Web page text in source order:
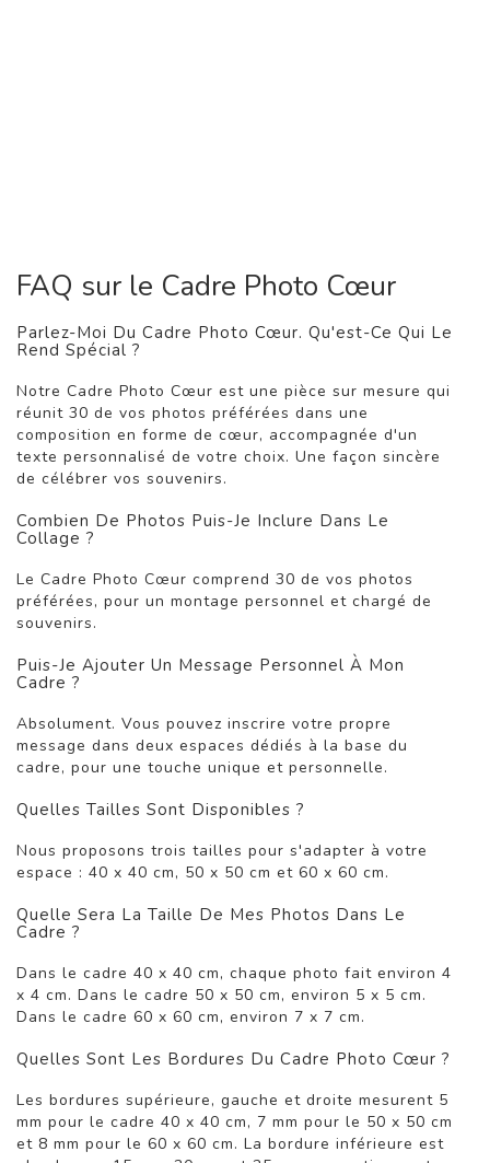
FAQ sur le Cadre Photo Cœur
Parlez-Moi Du Cadre Photo Cœur. Qu'est-Ce Qui Le
Rend Spécial ?
Notre Cadre Photo Cœur est une pièce sur mesure qui
réunit 30 de vos photos préférées dans une
composition en forme de cœur, accompagnée d'un
texte personnalisé de votre choix. Une façon sincère
de célébrer vos souvenirs.
Combien De Photos Puis-Je Inclure Dans Le
Collage ?
Le Cadre Photo Cœur comprend 30 de vos photos
préférées, pour un montage personnel et chargé de
souvenirs.
Puis-Je Ajouter Un Message Personnel À Mon
Cadre ?
Absolument. Vous pouvez inscrire votre propre
message dans deux espaces dédiés à la base du
cadre, pour une touche unique et personnelle.
Quelles Tailles Sont Disponibles ?
Nous proposons trois tailles pour s'adapter à votre
espace : 40 x 40 cm, 50 x 50 cm et 60 x 60 cm.
Quelle Sera La Taille De Mes Photos Dans Le
Cadre ?
Dans le cadre 40 x 40 cm, chaque photo fait environ 4
x 4 cm. Dans le cadre 50 x 50 cm, environ 5 x 5 cm.
Dans le cadre 60 x 60 cm, environ 7 x 7 cm.
Quelles Sont Les Bordures Du Cadre Photo Cœur ?
Les bordures supérieure, gauche et droite mesurent 5
mm pour le cadre 40 x 40 cm, 7 mm pour le 50 x 50 cm
et 8 mm pour le 60 x 60 cm. La bordure inférieure est